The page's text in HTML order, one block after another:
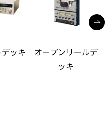
ッキ
オープンリールデ
ッキ